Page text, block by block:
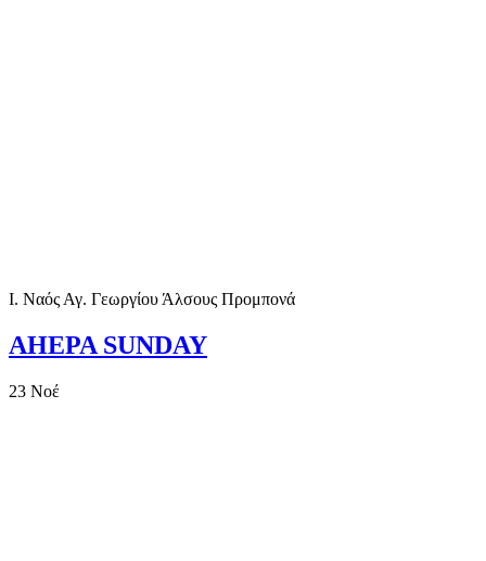
Ι. Ναός Αγ. Γεωργίου Άλσους Προμπονά
AHEPA SUNDAY
23 Νοέ